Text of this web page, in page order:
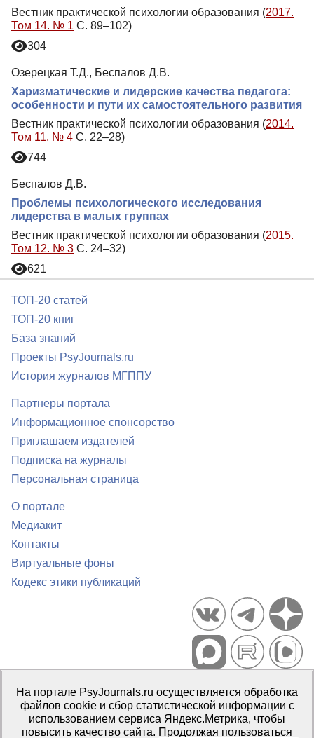
Вестник практической психологии образования (2017.
Том 14. № 1 С. 89–102)
304
Озерецкая Т.Д., Беспалов Д.В.
Харизматические и лидерские качества педагога:
особенности и пути их самостоятельного развития
Вестник практической психологии образования (2014.
Том 11. № 4 С. 22–28)
744
Беспалов Д.В.
Проблемы психологического исследования
лидерства в малых группах
Вестник практической психологии образования (2015.
Том 12. № 3 С. 24–32)
621
ТОП-20 статей
ТОП-20 книг
База знаний
Проекты PsyJournals.ru
История журналов МГППУ
Партнеры портала
Информационное спонсорство
Приглашаем издателей
Подписка на журналы
Персональная страница
О портале
Медиакит
Контакты
Виртуальные фоны
Кодекс этики публикаций
Портал психологических изданий PsyJournals.ru, 2007–2026
Правила использования материалов
Свидетельство регистрации СМИЭл № ФС77-66447 от 14 июля
2016 г.
На портале PsyJournals.ru осуществляется обработка
файлов cookie и сбор статистической информации с
использованием сервиса Яндекс.Метрика, чтобы
повысить качество сайта. Продолжая пользоваться